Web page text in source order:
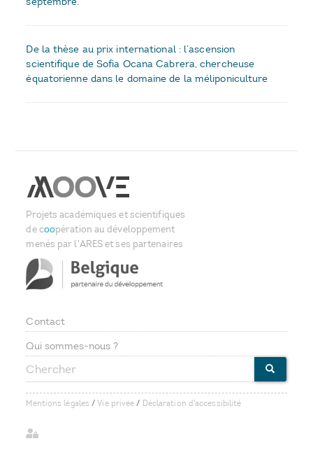
De la thèse au prix international : l’ascension
scientifique de Sofia Ocana Cabrera, chercheuse
équatorienne dans le domaine de la méliponiculture
Projets académiques et scientifiques
de coopération au développement
menés par l'ARES et ses partenaires
Footer
menu
Contact
Qui sommes-nous ?
Chercher
Mentions légales /Vie privée / Déclaration d'accessibilité
User